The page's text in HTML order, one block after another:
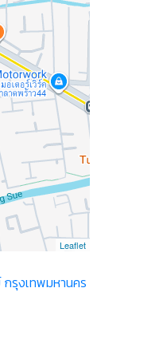
Leaflet
รุงเทพมหานคร